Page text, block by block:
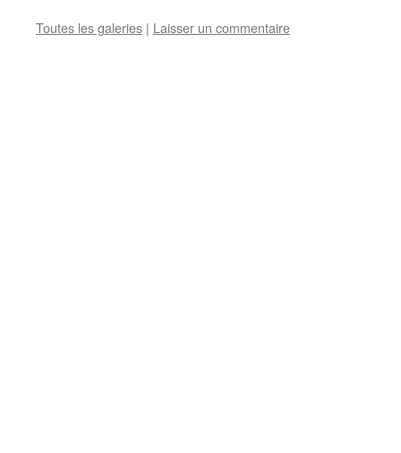
Toutes les galeries | Laisser un commentaire